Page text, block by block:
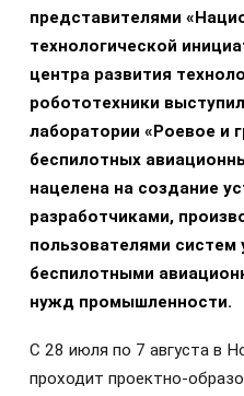
представителями
технологической
центра развития
робототехники
лаборатории «Роевое и
беспилотных
нацелена на создание
разработчиками,
пользователями систем
беспилотными
нужд промышленности.
С 28 июля по 7 августа в
проходит проектно-